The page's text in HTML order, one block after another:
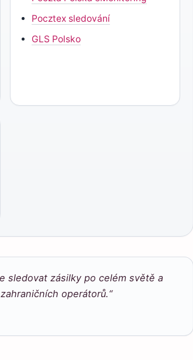
Pocztex sledování
GLS Polsko
sledovat zásilky po celém světě a
operátorů.“